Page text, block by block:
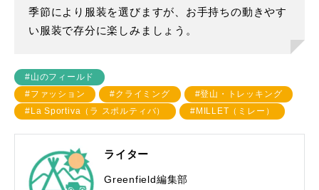
季節により服装を選びますが、お手持ちの動きやす
い服装で存分に楽しみましょう。
#山のフィールド
#ファッション
#クライミング
#登山・トレッキング
#La Sportiva（ラ スポルティバ）
#MILLET（ミレー）
ライター
Greenfield編集部